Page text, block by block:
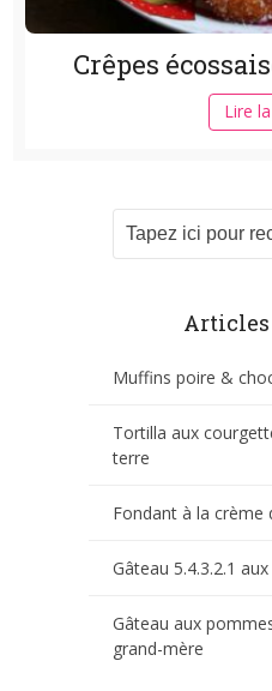
Crêpes
Lire
Muffins poire &
Tortilla aux
terre
Fondant à la crème
Gâteau 5.4.3.2.1
Gâteau aux
grand-mère